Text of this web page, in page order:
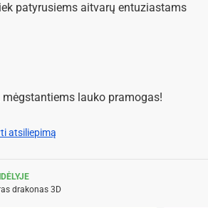
patyrusiems aitvarų entuziastams
lauko pramogas!
atsiliepimą
drakonas 3D